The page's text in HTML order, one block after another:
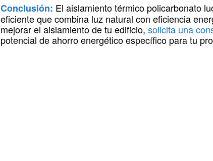
Conclusión: El aislamiento térmico policarbonato
eficiente que combina luz natural con eficiencia
mejorar el aislamiento de tu edificio, solicita una
potencial de ahorro energético específico para tu